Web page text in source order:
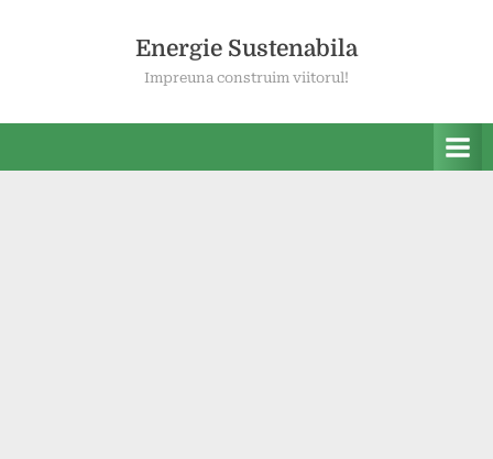
Energie Sustenabila
Impreuna construim viitorul!